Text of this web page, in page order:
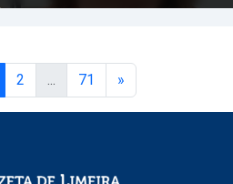
2 71 »